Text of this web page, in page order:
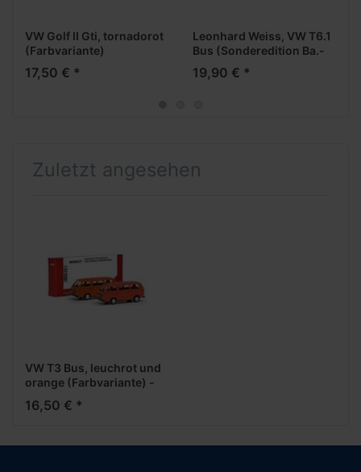
VW Golf II Gti, tornadorot
(Farbvariante)
17,50 € *
Leonhard Weiss, VW T6.1
Bus (Sonderedition Ba.-
Wü.)
19,90 € *
Zuletzt angesehen
VW T3 Bus, leuchrot und
orange (Farbvariante) -
16,50 € *